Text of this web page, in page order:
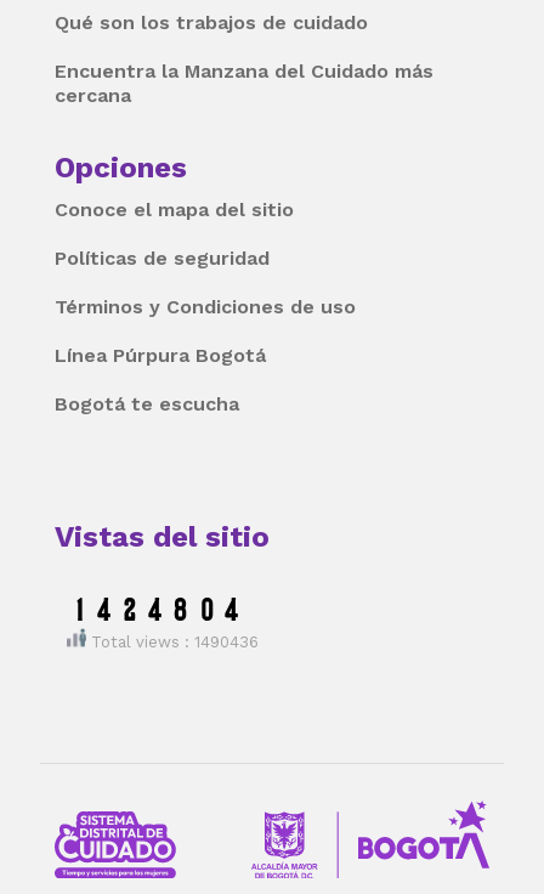
Qué son los trabajos de cuidado
Encuentra la Manzana del Cuidado más
cercana
Opciones
Conoce el mapa del sitio
Políticas de seguridad
Términos y Condiciones de uso
Línea Púrpura Bogotá
Bogotá te escucha
Vistas del sitio
Total views : 1490436